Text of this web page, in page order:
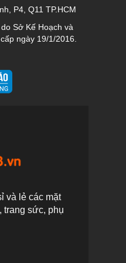
P4, Q11 TP.HCM
Sở Kế Hoạch và
ngày 19/1/2016.
và lẻ các mặt
trang sức, phụ